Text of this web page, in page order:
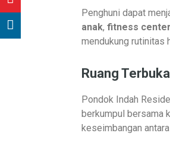
Penghuni dapat
anak, fitness
mendukung rutinitas
Ruang
Pondok Indah
berkumpul bersama
keseimbangan